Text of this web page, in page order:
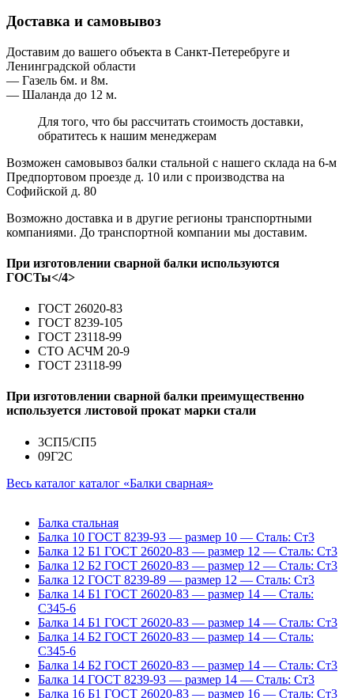
Доставка и самовывоз
Доставим до вашего объекта в Санкт-Петеребруге и
Ленинградской области
— Газель 6м. и 8м.
— Шаланда до 12 м.
Для того, что бы рассчитать стоимость доставки,
обратитесь к нашим менеджерам
Возможен самовывоз балки стальной с нашего склада на 6-м
Предпортовом проезде д. 10 или с производства на
Софийской д. 80
Возможно доставка и в другие регионы транспортными
компаниями. До транспортной компании мы доставим.
При изготовлении сварной балки используются
ГОСТы</4>
ГОСТ 26020-83
ГОСТ 8239-105
ГОСТ 23118-99
СТО АСЧМ 20-9
ГОСТ 23118-99
При изготовлении сварной балки преимущественно
используется листовой прокат марки стали
3СП5/СП5
09Г2С
Весь каталог каталог «Балки сварная»
Балка стальная
Балка 10 ГОСТ 8239-93 — размер 10 — Сталь: Ст3
Балка 12 Б1 ГОСТ 26020-83 — размер 12 — Сталь: Ст3
Балка 12 Б2 ГОСТ 26020-83 — размер 12 — Сталь: Ст3
Балка 12 ГОСТ 8239-89 — размер 12 — Сталь: Ст3
Балка 14 Б1 ГОСТ 26020-83 — размер 14 — Сталь:
С345-6
Балка 14 Б1 ГОСТ 26020-83 — размер 14 — Сталь: Ст3
Балка 14 Б2 ГОСТ 26020-83 — размер 14 — Сталь:
С345-6
Балка 14 Б2 ГОСТ 26020-83 — размер 14 — Сталь: Ст3
Балка 14 ГОСТ 8239-93 — размер 14 — Сталь: Ст3
Балка 16 Б1 ГОСТ 26020-83 — размер 16 — Сталь: Ст3